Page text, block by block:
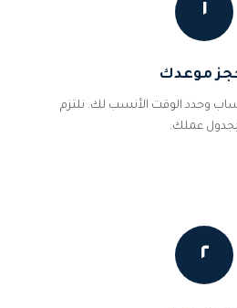
١
موعدك
وحدد الوقت الأنسب لك. نلتزم
بجدول عملك.
٢